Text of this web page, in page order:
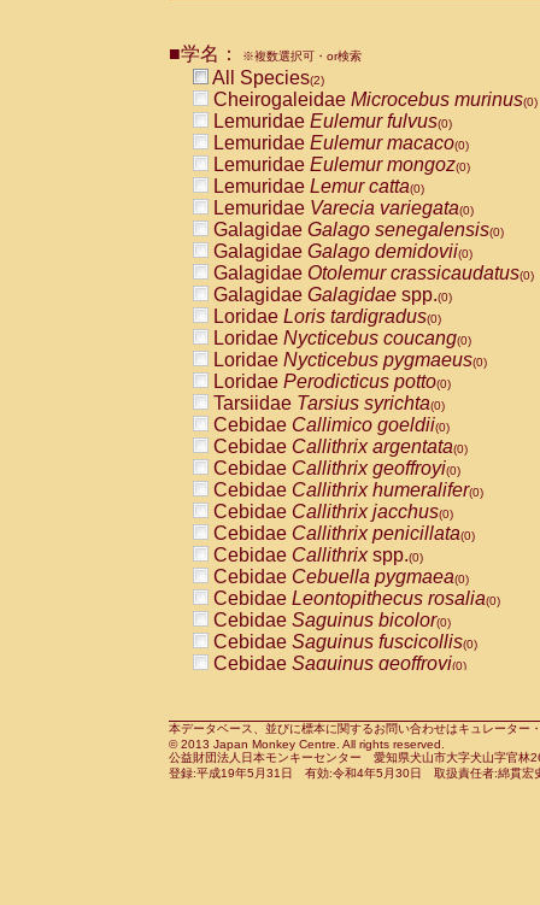
CebidaeCebus nigrivittatus
CebidaeCebus
CebidaeSaimiri boliviensis(0)
CebidaeSaimiri sciureus(0)
AtelidaeAlouatta caraya(0)
AtelidaeAlouatta fusca(0)
AtelidaeAlouatta seniculus
AtelidaeAlouattaspp.(0)
AtelidaeAteles belzebuth(0)
AtelidaeAteles geoffroyi(0)
AtelidaeAteles paniscus(0)
AtelidaeAtelesspp.(0)
Atelidae Lagothrix lagothricha
AtelidaeLagothrix lagothricha cana
PitheciidaeCacajao calvus
PitheciidaeCallicebus cupreus
PitheciidaeCallicebus donacophilus
PitheciidaeCallicebus moloch
PitheciidaeCallicebus torquatus
PitheciidaeCallicebusspp.(0)
PitheciidaeChiropotes satanas(0)
PitheciidaePithecia monachus
PitheciidaePithecia pithecia(0)
CercopithecidaeCercocebus agilis
CercopithecidaeCercocebus
CercopithecidaeCercocebus
CercopithecidaeCercocebus
CercopithecidaeCercocebus
CercopithecidaeCercocebushybrid
CercopithecidaePapio anubis(0)
CercopithecidaePapio cynocephalus
CercopithecidaePapio hamadryas(0)
■学名： ※複数選択可・or検索
All Species(2)
Cheirogaleidae Microcebus murinus(0)
Lemuridae Eulemur fulvus(0)
Lemuridae Eulemur macaco(0)
Lemuridae Eulemur mongoz(0)
Lemuridae Lemur catta(0)
Lemuridae Varecia variegata(0)
Galagidae Galago senegalensis(0)
Galagidae Galago demidovii(0)
Galagidae Otolemur crassicaudatus(0)
Galagidae Galagidae spp.(0)
Loridae Loris tardigradus(0)
Loridae Nycticebus coucang(0)
Loridae Nycticebus pygmaeus(0)
Loridae Perodicticus potto(0)
Tarsiidae Tarsius syrichta(0)
Cebidae Callimico goeldii(0)
Cebidae Callithrix argentata(0)
Cebidae Callithrix geoffroyi(0)
Cebidae Callithrix humeralifer(0)
Cebidae Callithrix jacchus(0)
Cebidae Callithrix penicillata(0)
Cebidae Callithrixspp.(0)
Cebidae Cebuella pygmaea(0)
Cebidae Leontopithecus rosalia(0)
Cebidae Saguinus bicolor(0)
Cebidae Saguinus fuscicollis(0)
Cebidae Saguinus geoffroyi(0)
CebidaeSaguinus leucopus(0)
CebidaeSaguinus midas(0)
Cebidae Saguinus mystax(0)
本データベース、並びに標本に関するお問い合わせはキュレータ
© 2013 Japan Monkey Centre. All rights reserved.
公益財団法人日本モンキーセンター 愛知県犬山市大字犬山字官
登録:平成19年5月31日 有効:令和4年5月30日 取扱責任者:綿貫宏